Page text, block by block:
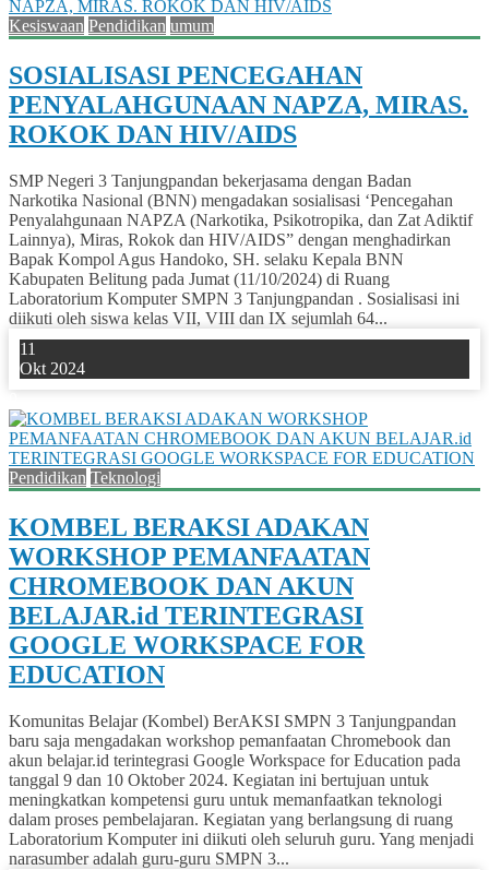
Kesiswaan Pendidikan umum
SOSIALISASI PENCEGAHAN
PENYALAHGUNAAN NAPZA, MIRAS.
ROKOK DAN HIV/AIDS
SMP Negeri 3 Tanjungpandan bekerjasama dengan Badan
Narkotika Nasional (BNN) mengadakan sosialisasi ‘Pencegahan
Penyalahgunaan NAPZA (Narkotika, Psikotropika, dan Zat Adiktif
Lainnya), Miras, Rokok dan HIV/AIDS” dengan menghadirkan
Bapak Kompol Agus Handoko, SH. selaku Kepala BNN
Kabupaten Belitung pada Jumat (11/10/2024) di Ruang
Laboratorium Komputer SMPN 3 Tanjungpandan . Sosialisasi ini
diikuti oleh siswa kelas VII, VIII dan IX sejumlah 64...
11
Okt 2024
Pendidikan Teknologi
KOMBEL BERAKSI ADAKAN
WORKSHOP PEMANFAATAN
CHROMEBOOK DAN AKUN
BELAJAR.id TERINTEGRASI
GOOGLE WORKSPACE FOR
EDUCATION
Komunitas Belajar (Kombel) BerAKSI SMPN 3 Tanjungpandan
baru saja mengadakan workshop pemanfaatan Chromebook dan
akun belajar.id terintegrasi Google Workspace for Education pada
tanggal 9 dan 10 Oktober 2024. Kegiatan ini bertujuan untuk
meningkatkan kompetensi guru untuk memanfaatkan teknologi
dalam proses pembelajaran. Kegiatan yang berlangsung di ruang
Laboratorium Komputer ini diikuti oleh seluruh guru. Yang menjadi
narasumber adalah guru-guru SMPN 3...